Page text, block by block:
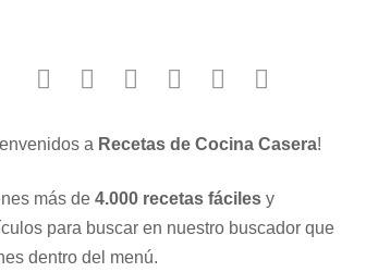
a Recetas de Cocina Casera!
más de 4.000 recetas fácilesy
para buscar en nuestro buscador que
dentro del menú.